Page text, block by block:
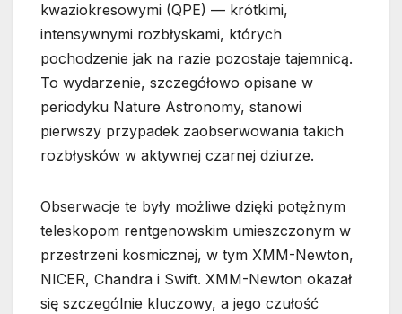
kwaziokresowymi (QPE) — krótkimi,
intensywnymi rozbłyskami, których
pochodzenie jak na razie pozostaje tajemnicą.
To wydarzenie, szczegółowo opisane w
periodyku Nature Astronomy, stanowi
pierwszy przypadek zaobserwowania takich
rozbłysków w aktywnej czarnej dziurze.
Obserwacje te były możliwe dzięki potężnym
teleskopom rentgenowskim umieszczonym w
przestrzeni kosmicznej, w tym XMM-Newton,
NICER, Chandra i Swift. XMM-Newton okazał
się szczególnie kluczowy, a jego czułość